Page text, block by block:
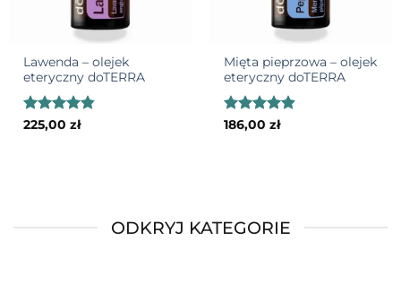
Lawenda – olejek
eteryczny doTERRA
Oceniono
225,00zł
Mięta pieprzowa – olejek
eteryczny doTERRA
Oceniono
186,00zł
ODKRYJ KATEGORIE